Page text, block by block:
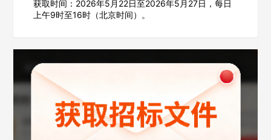
获取时间：2026年5月22日至2026年5月27日，每日
上午9时至16时（北京时间）。
公司名称
公司所在地
请选择省市